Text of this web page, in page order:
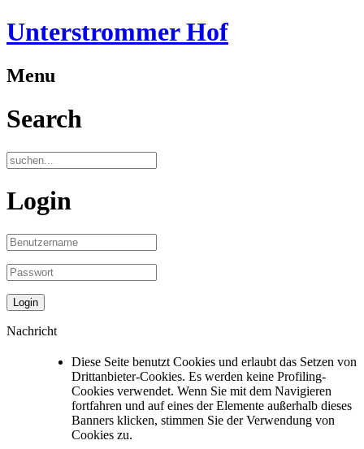
Unterstrommer Hof
Menu
Search
Login
Nachricht
Diese Seite benutzt Cookies und erlaubt das Setzen von
Drittanbieter-Cookies. Es werden keine Profiling-
Cookies verwendet. Wenn Sie mit dem Navigieren
fortfahren und auf eines der Elemente außerhalb dieses
Banners klicken, stimmen Sie der Verwendung von
Cookies zu.